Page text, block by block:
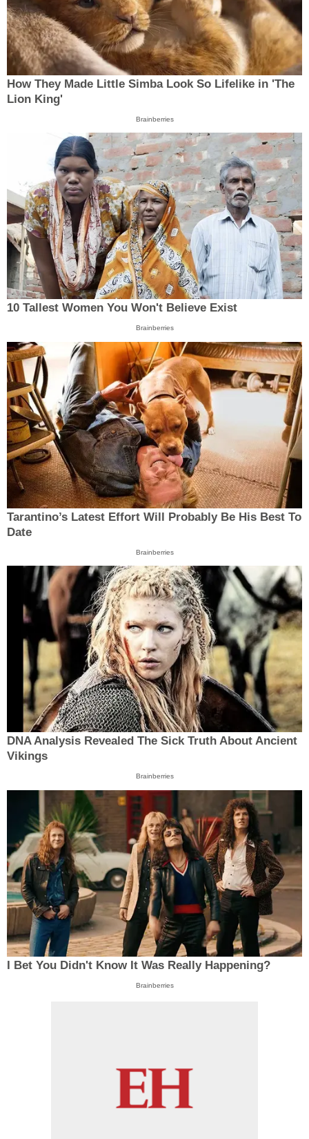
How They Made Little Simba Look So Lifelike in 'The
Lion King'
Brainberries
10 Tallest Women You Won't Believe Exist
Brainberries
Tarantino’s Latest Effort Will Probably Be His Best To
Date
Brainberries
DNA Analysis Revealed The Sick Truth About Ancient
Vikings
Brainberries
I Bet You Didn't Know It Was Really Happening?
Brainberries